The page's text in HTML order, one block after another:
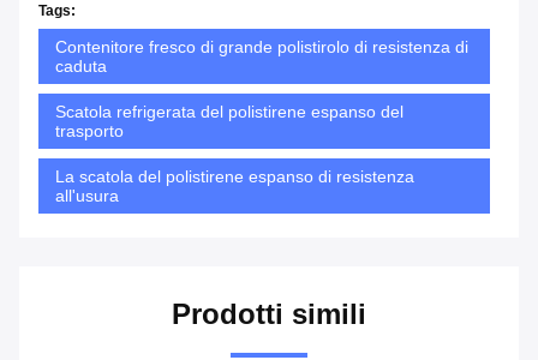
Tags:
Contenitore fresco di grande polistirolo di resistenza di
caduta
Scatola refrigerata del polistirene espanso del
trasporto
La scatola del polistirene espanso di resistenza
all'usura
Prodotti simili